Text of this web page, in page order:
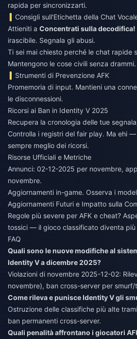
rapida per sincronizzarti.
Consigli sull'Etichetta della Chat
Attieniti a Concentrati sulla decodifica!
irascibile. Segnala gli abusi.
Ti sei mai chiesto perché le chat rapide
Mantengono le cose civili senza drammi.
Strumenti di Prevenzione AFK
Promemoria di input. Mantieni una
le disconnessioni.
Ricorsi ai Ban in Identity V 2025
Recupera la cronologia delle tue
Controlla i registri del fair play. Ma ehi
sempre meglio dei ricorsi.
Risorse Ufficiali e Metriche
Annunci: 02-12-2025 per novembre,
novembre.
Aggiornamenti in-game. Osserva i
Aggiornamenti Futuri e Impatto sulla
Regole più severe per AFK e cheat?
tossici — il gioco classificato diventa più
FAQ
Quali sono le nuove modifiche al
Identity V a dicembre 2025?
Violazioni di novembre 2025-12-02:
novembre), ban cross-server per smurf/
Come rileva e punisce Identity V gli
Ostruzione delle classifiche più alte
ban permanenti cross-server.
Quali penalità affrontano i giocatori